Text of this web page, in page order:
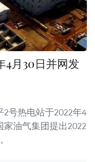
4月30日并网发
号热电站于2022年4
家油气集团提出2022